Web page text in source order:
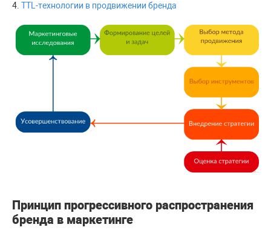
4. ТТL-технологии в продвижении бренда
Принцип прогрессивного распространения
бренда в маркетинге